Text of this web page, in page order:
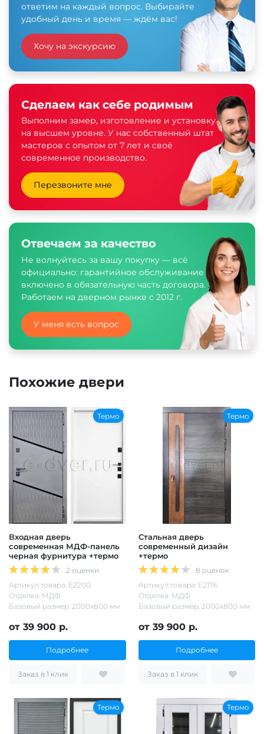
ответим на каждый вопрос. Выбирайте
удобный день и время — ждём вас!
Хочу на экскурсию
Сделаем как себе родимым
Выполним замер, изготовление и установку
на высшем уровне. У нас собственный штат
мастеров с опытом от 7 лет и своё
современное производство.
Перезвоните мне
Отвечаем за качество
Не волнуйтесь за вашу покупку — всё
официально: гарантийное обслуживание
включено в обязательную часть договора.
Работаем на дверном рынке с 2012 г.
У меня есть вопрос
Похожие двери
Термо
Входная дверь
современная МДФ-панель
черная фурнитура +термо
2 оценки
Артикул товара: Е2200
Отделка: МДФ
Базовый размер: 2000х800 мм
от 39 900 р.
Подробнее
Заказ в 1 клик
Термо
Стальная дверь
современный дизайн
+термо
8 оценок
Артикул товара: Е2176
Отделка: МДФ
Базовый размер: 2000х800 мм
от 39 900 р.
Подробнее
Заказ в 1 клик
Термо Термо